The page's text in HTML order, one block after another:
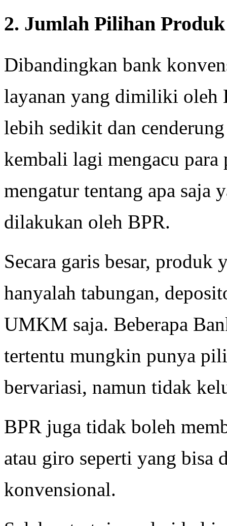
2. Jumlah Pilihan
Dibandingkan bank
layanan yang dimiliki oleh
lebih sedikit dan
kembali lagi mengacu para
mengatur tentang apa saja
dilakukan oleh BPR.
Secara garis besar,
hanyalah tabungan,
UMKM saja. Beberapa
tertentu mungkin punya
bervariasi, namun tidak
BPR juga tidak boleh
atau giro seperti yang bisa
konvensional.